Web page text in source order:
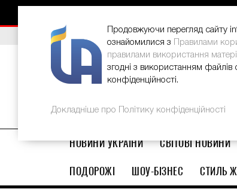
ВИБІР РЕДАКЦІЇ В Україні стартував
НОВИНИ УКРАЇНИ СВІТОВІ НОВИНИ
ПОДОРОЖІ
ШОУ-БІЗНЕС СТИЛЬ
Продовжуючи перегляд сайту
ознайомилися з
Правилами
правилами використання
згодні з використанням файлів
конфіденційності.
Докладніше про Політику конфіденційності